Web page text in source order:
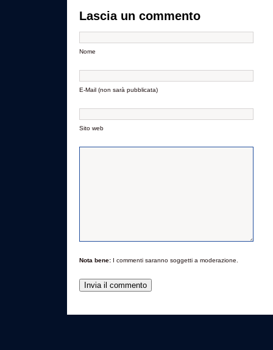
Lascia un commento
Nome
E-Mail (non sarà pubblicata)
Sito web
Nota bene: I commenti saranno soggetti a moderazione.